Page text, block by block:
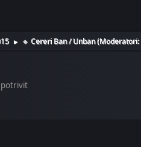
► 🔹️ Cereri Ban / Unban(Moderatori:
potrivit